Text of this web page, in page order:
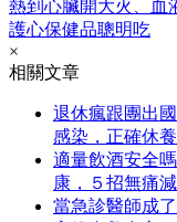
熱到心臟開大火、血
護心保健品聰明吃
×
相關文章
退休瘋跟團出
感染，正確休
適量飲酒安全
康，５招無痛
當急診醫師成